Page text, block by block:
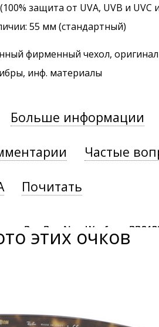
защита от UVA, UVB и UVC
55 мм (стандартный)
фирменный чехол,
инф. материалы
Больше информации
Частые
Почитать
этих очков